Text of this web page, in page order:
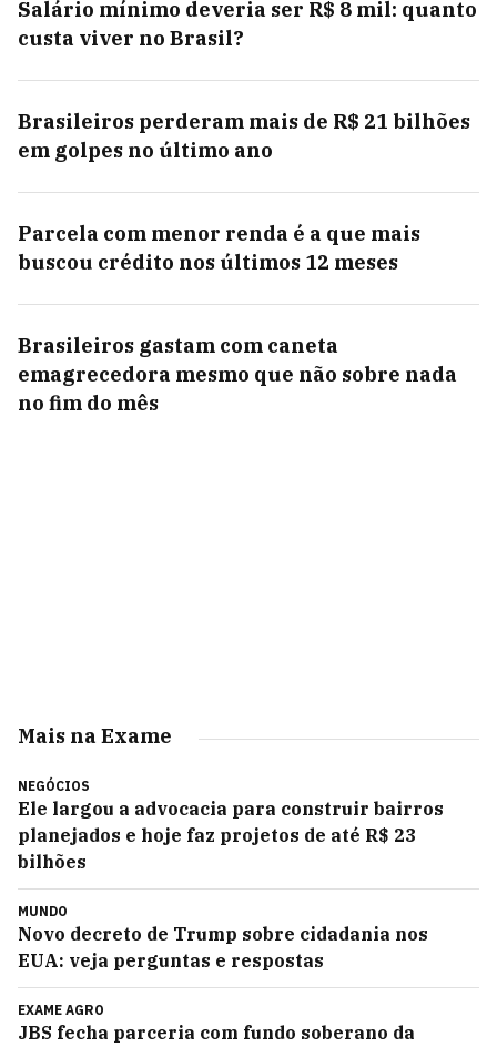
Salário mínimo deveria ser R$ 8 mil: quanto
custa viver no Brasil?
Brasileiros perderam mais de R$ 21 bilhões
em golpes no último ano
Parcela com menor renda é a que mais
buscou crédito nos últimos 12 meses
Brasileiros gastam com caneta
emagrecedora mesmo que não sobre nada
no fim do mês
Mais na Exame
NEGÓCIOS
Ele largou a advocacia para construir bairros
planejados e hoje faz projetos de até R$ 23
bilhões
MUNDO
Novo decreto de Trump sobre cidadania nos
EUA: veja perguntas e respostas
EXAME AGRO
JBS fecha parceria com fundo soberano da